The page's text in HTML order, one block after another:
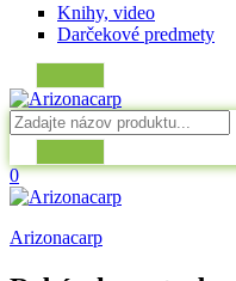
Knihy, video
Darčekové predmety
0
Arizonacarp